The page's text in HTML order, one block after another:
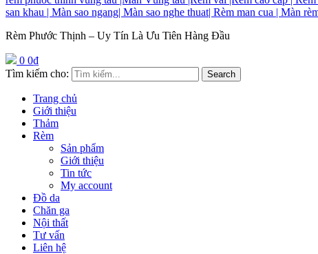
san khau | Màn sao ngang| Màn sao nghe thuat| Rèm man cua | Màn
Rèm Phước Thịnh – Uy Tín Là Ưu Tiên Hàng Đầu
0 0₫
Tìm kiếm cho:
Search
Trang chủ
Giới thiệu
Thảm
Rèm
Sản phẩm
Giới thiệu
Tin tức
My account
Đồ da
Chăn ga
Nội thất
Tư vấn
Liên hệ